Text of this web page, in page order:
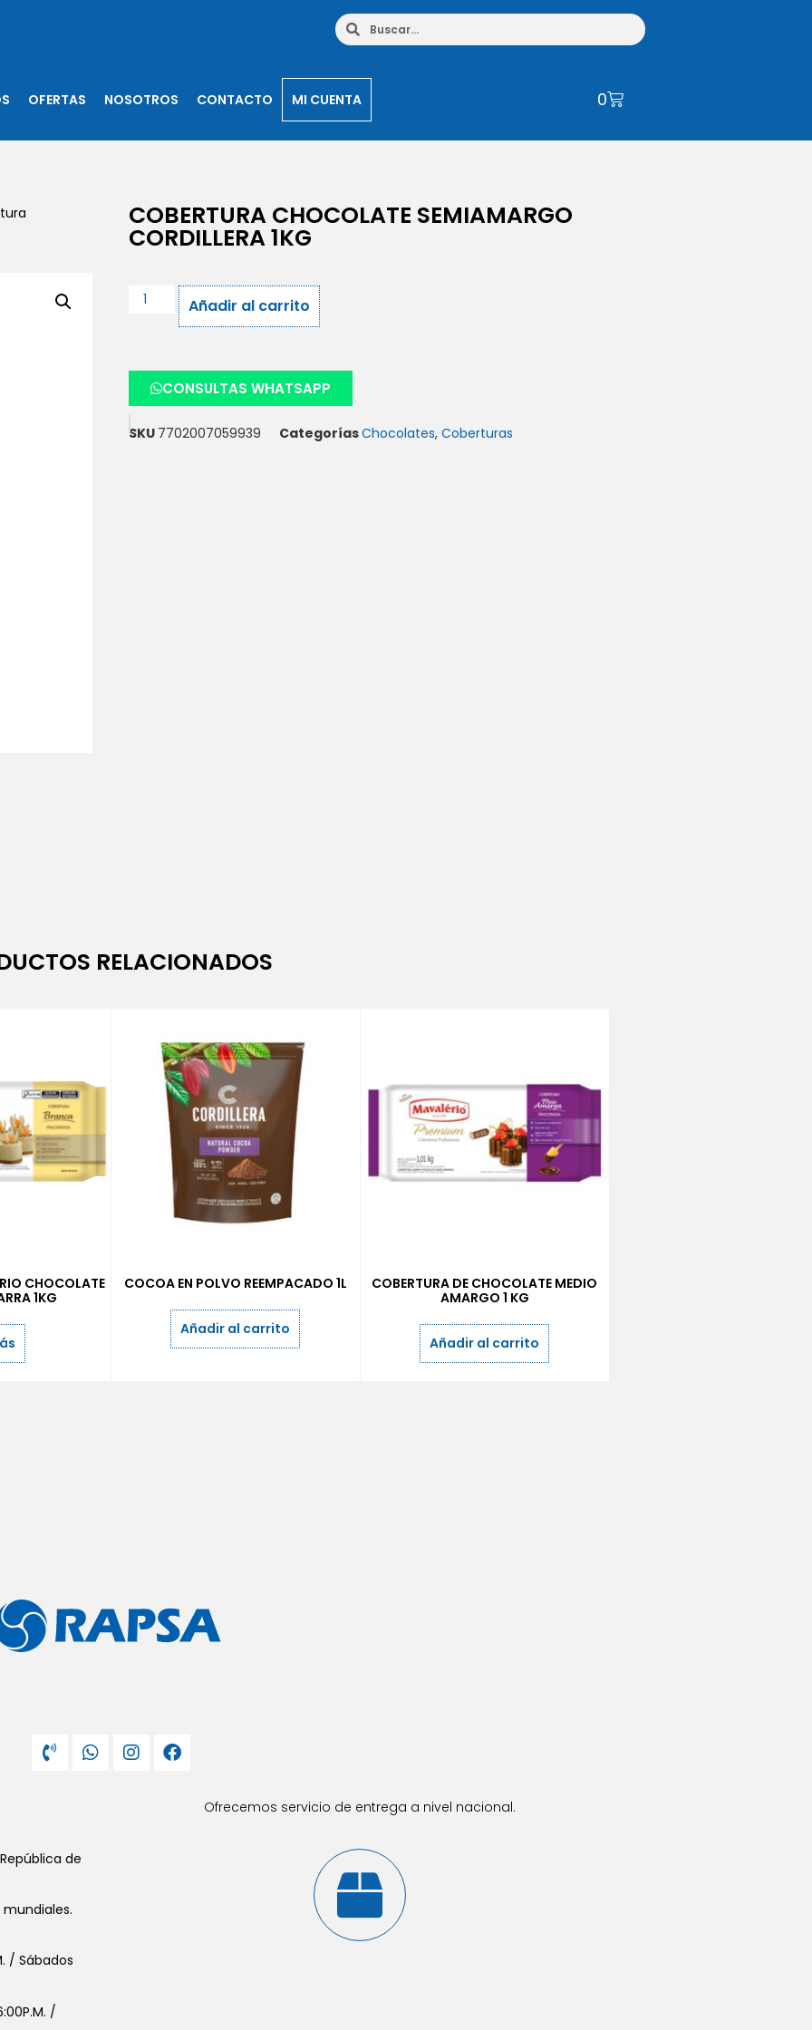
OFERTAS NOSOTROS CONTACTO MI CUENTA 0
COBERTURA CHOCOLATE SEMIAMARGO
CORDILLERA 1KG
Añadir al carrito
CONSULTAS WHATSAPP
SKU 7702007059939 CategoríasChocolates, Coberturas
RELACIONADOS
CHOCOLATE
1KG
COCOA EN POLVO REEMPACADO 1L
Añadir al carrito
COBERTURA DE CHOCOLATE MEDIO
AMARGO 1 KG
Añadir al carrito
de
/ Sábados
/
Ofrecemos servicio de entrega a nivel nacional.